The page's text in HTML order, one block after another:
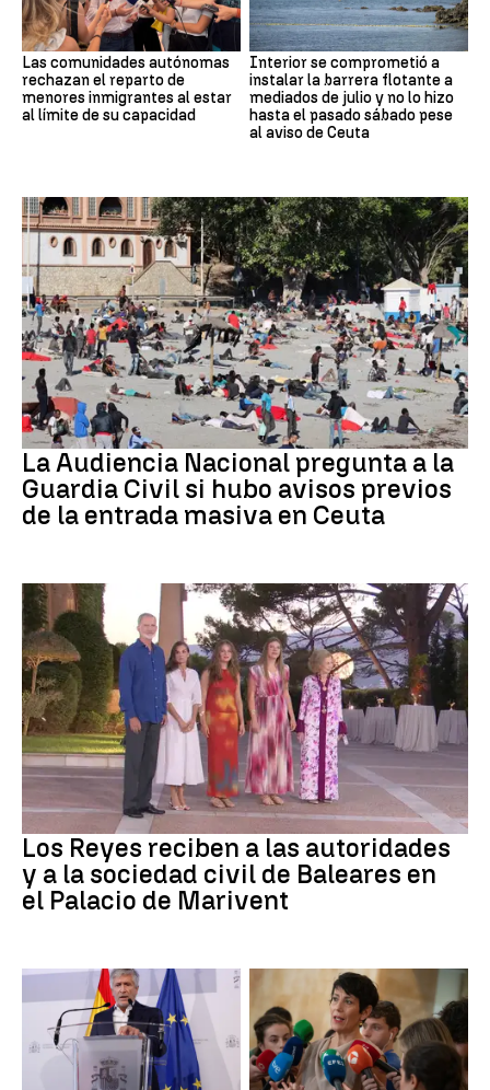
Las comunidades autónomas
rechazan el reparto de
menores inmigrantes al estar
al límite de su capacidad
Interior se comprometió a
instalar la barrera flotante a
mediados de julio y no lo hizo
hasta el pasado sábado pese
al aviso de Ceuta
Crisis migratoria
La Audiencia Nacional pregunta a la
Guardia Civil si hubo avisos previos
de la entrada masiva en Ceuta
Los Reyes reciben a las autoridades
y a la sociedad civil de Baleares en
el Palacio de Marivent
Crisis migratoria